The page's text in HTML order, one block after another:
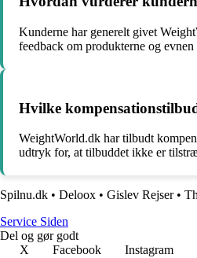
Kunderne har generelt givet
feedback om produkterne og
Hvilke
WeightWorld.dk har tilbudt
udtryk for, at tilbuddet ikke er
Spilnu.dk • Deloox • Gislev Rejser•
Service Siden
Del og gør godt
X
Facebook Instagram